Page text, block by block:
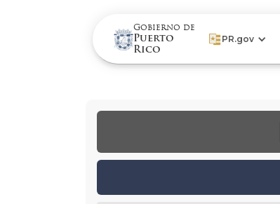
Gobierno de
Puerto
Rico
PR.gov